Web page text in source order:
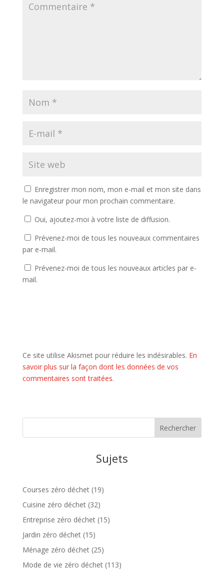
Enregistrer mon nom, mon e-mail et mon site dans
le navigateur pour mon prochain commentaire.
Oui, ajoutez-moi à votre liste de diffusion.
Prévenez-moi de tous les nouveaux commentaires
par e-mail.
Prévenez-moi de tous les nouveaux articles par e-
mail.
Ce site utilise Akismet pour réduire les indésirables. En
savoir plus sur la façon dont les données de vos
commentaires sont traitées.
Sujets
Courses zéro déchet(19)
Cuisine zéro déchet(32)
Entreprise zéro déchet(15)
Jardin zéro déchet(15)
Ménage zéro déchet(25)
Mode de vie zéro déchet(113)